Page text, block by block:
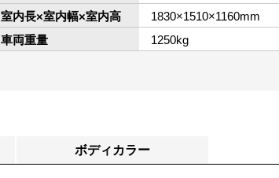
室内長×室内幅×室内高
1830×1510×1160mm
車両重量
1250kg
ボディカラー